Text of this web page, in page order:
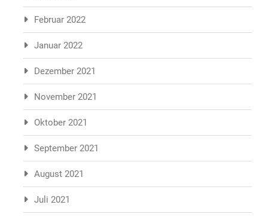
Februar 2022
Januar 2022
Dezember 2021
November 2021
Oktober 2021
September 2021
August 2021
Juli 2021